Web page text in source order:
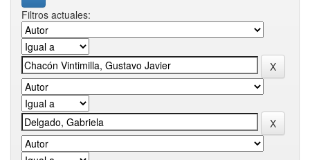
Filtros actuales: